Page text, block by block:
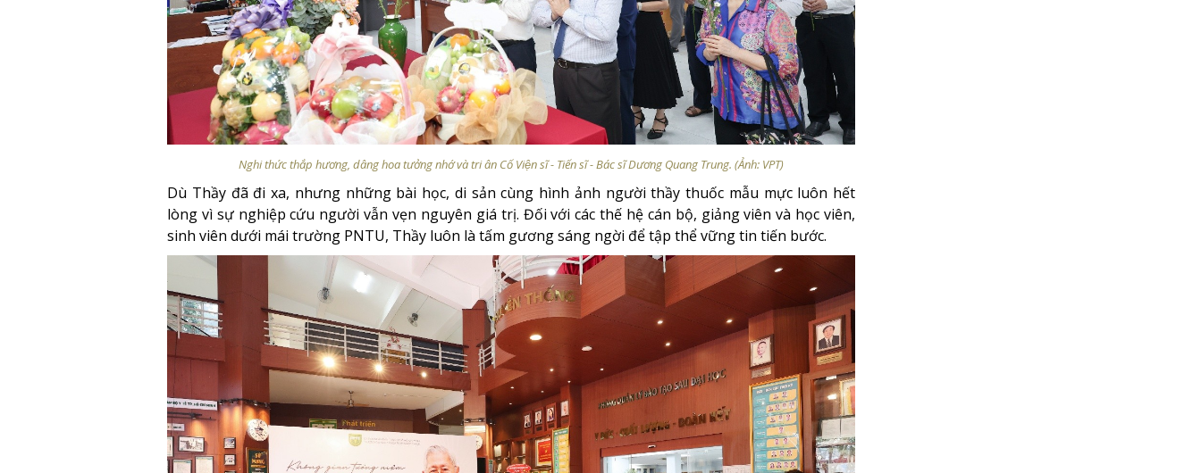
Nghi thức thắp hương, dâng hoa tưởng nhớ và tri ân Cố Viện sĩ - Tiến sĩ - Bác sĩ Dương Quang Trung. (Ảnh: VPT)
Dù Thầy đã đi xa, nhưng những bài học, di sản cùng hình ảnh người thầy thuốc mẫu mực luôn hết
lòng vì sự nghiệp cứu người vẫn vẹn nguyên giá trị. Đối với các thế hệ cán bộ, giảng viên và học viên,
sinh viên dưới mái trường PNTU, Thầy luôn là tấm gương sáng ngời để tập thể vững tin tiến bước.